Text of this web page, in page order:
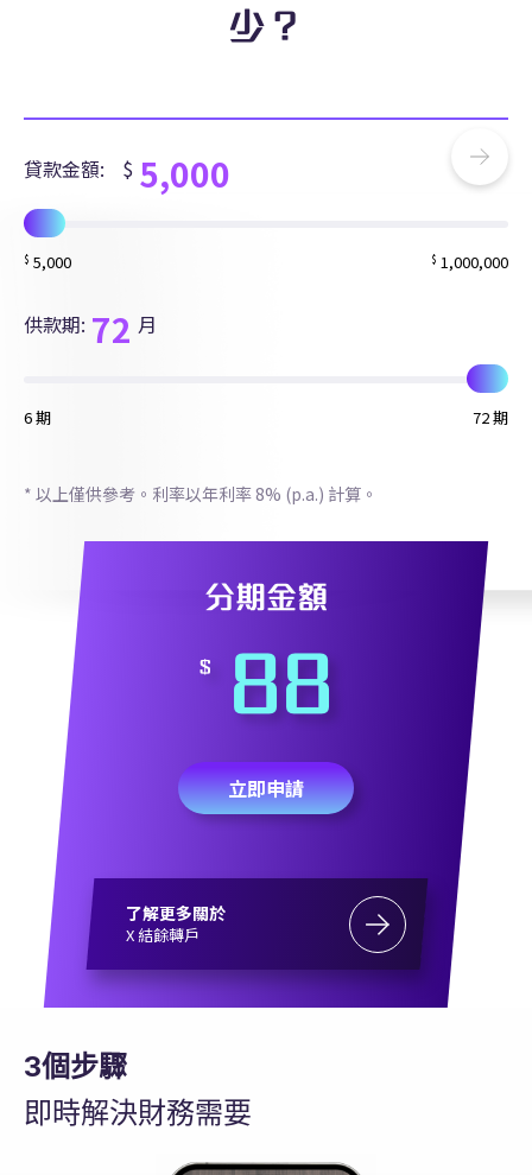
少？
貸款金額: $ 5,000
$ 5,000 $ 1,000,000
供款期: 72 月
6 期 72 期
* 以上僅供參考。利率以年利率 8% (p.a.) 計算。
分期金額
$ 88
立即申請
了解更多關於
X 結餘轉戶
3個步驟
即時解決財務需要